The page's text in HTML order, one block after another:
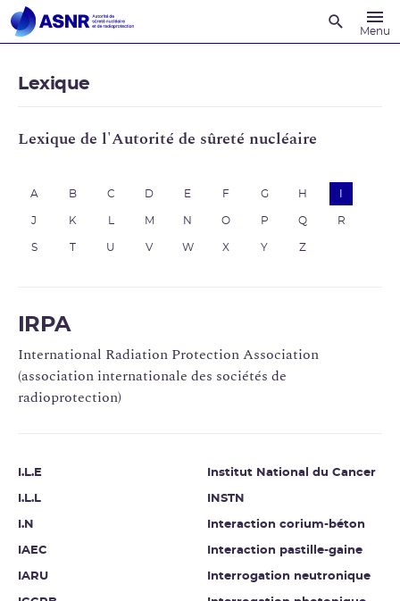
Menu
Lexique
Lexique de l'Autorité de sûreté nucléaire
A B C D E F G H
J K M N O P Q R
S U V W X Y Z
IRPA
International Radiation Protection Association
(association internationale des sociétés de
radioprotection)
I.L.E
I.L.L
I.N
IAEC
IARU
Institut National du Cancer
INSTN
Interaction corium-béton
Interaction pastille-gaine
Interrogation neutronique